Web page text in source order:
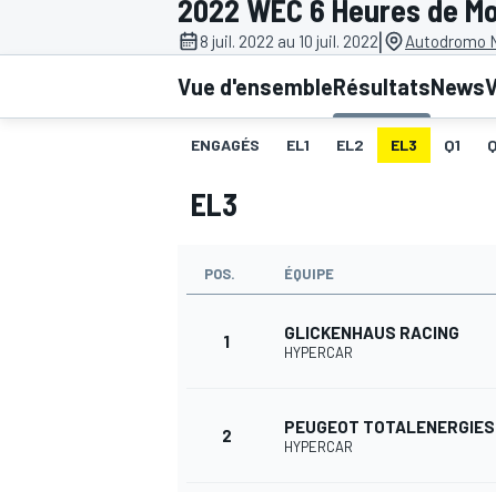
2022 WEC 6 Heures de
8 juil. 2022 au 10 juil. 2022| Autodromo
Vue d'ensembleRésultatsNews
ENGAGÉS EL1 EL2 EL3 Q1
EL3
POS. ÉQUIPE
1 GLICKENHAUS RACING
HYPERCAR
2 PEUGEOT TOTALENERGIES
HYPERCAR